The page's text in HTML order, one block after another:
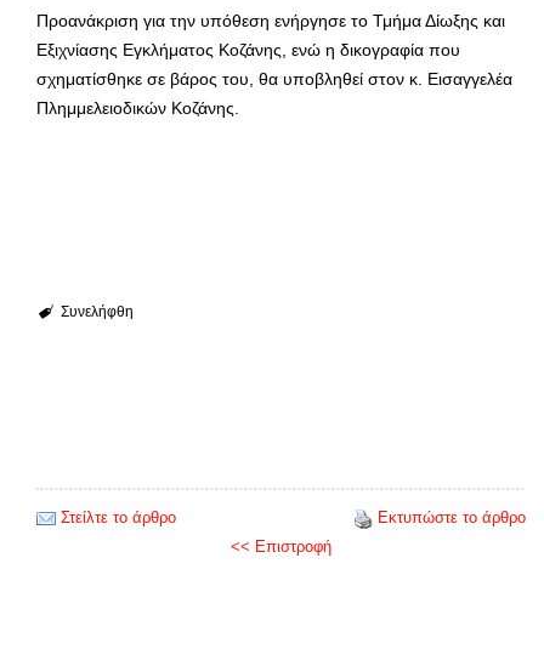
Προανάκριση για την υπόθεση ενήργησε το Τμήμα Δίωξης και
Εξιχνίασης Εγκλήματος Κοζάνης, ενώ η δικογραφία που
σχηματίσθηκε σε βάρος του, θα υποβληθεί στον κ. Εισαγγελέα
Πλημμελειοδικών Κοζάνης.
Συνελήφθη
Στείλτε το άρθρο
Εκτυπώστε το άρθρο
<< Επιστροφή